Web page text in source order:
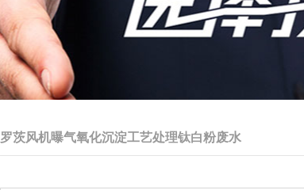
罗茨风机曝气氧化沉淀工艺处理钛白粉废水